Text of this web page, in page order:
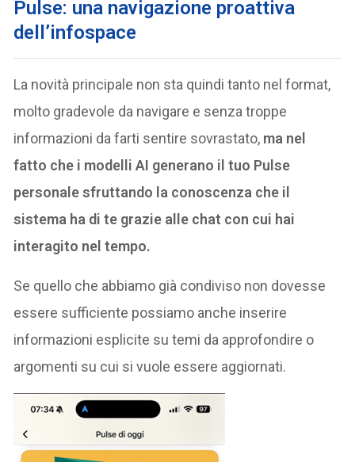
Pulse: una navigazione proattiva
dell’infospace
La novità principale non sta quindi tanto nel format,
molto gradevole da navigare e senza troppe
informazioni da farti sentire sovrastato, ma nel
fatto che i modelli AI generano il tuo Pulse
personale sfruttando la conoscenza che il
sistema ha di te grazie alle chat con cui hai
interagito nel tempo.
Se quello che abbiamo già condiviso non dovesse
essere sufficiente possiamo anche inserire
informazioni esplicite su temi da approfondire o
argomenti su cui si vuole essere aggiornati.